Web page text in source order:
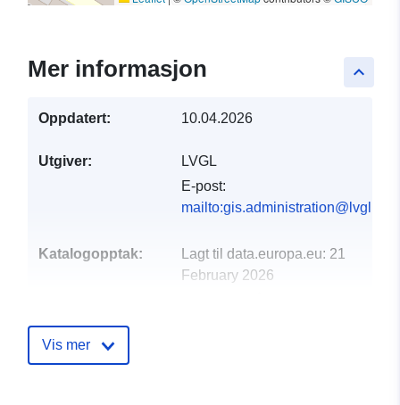
keyboard_arrow_up
Mer informasjon
Oppdatert: 10.04.2026
Utgiver:
LVGL
E-post:
Katalogopptak: Lagt til data.europa.eu: 21
February 2026
Romslig:
Vis mer